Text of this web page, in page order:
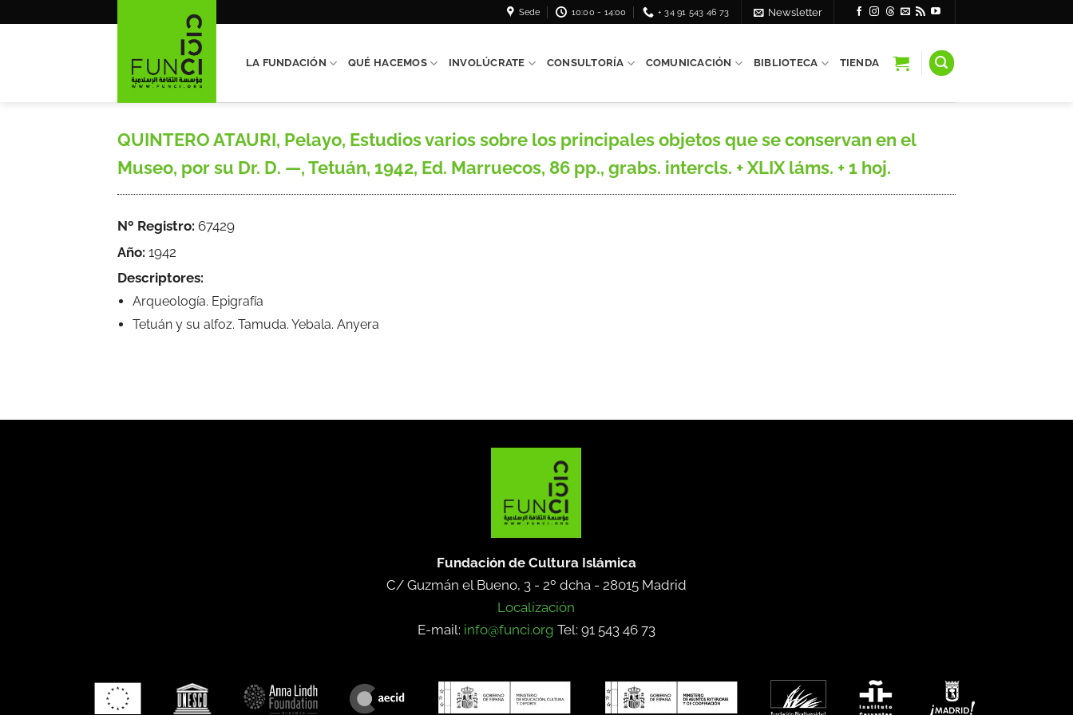
Sede 10:00 - 14:00 + 34 91 543 46 73 Newsletter
LA FUNDACIÓN QUÉ HACEMOS INVOLÚCRATE CONSULTORÍA COMUNICACIÓN BIBLIOTECA TIENDA
QUINTERO ATAURI, Pelayo, Estudios varios sobre los principales objetos que se conservan en el
Museo, por su Dr. D. —, Tetuán, 1942, Ed. Marruecos, 86 pp., grabs. intercls. + XLIX láms. + 1 hoj.
Nº Registro: 67429
Año: 1942
Descriptores:
Arqueología. Epigrafía
Tetuán y su alfoz. Tamuda. Yebala. Anyera
Fundación de Cultura Islámica
C/ Guzmán el Bueno, 3 - 2º dcha - 28015 Madrid
Localización
E-mail: info@funci.org Tel: 91 543 46 73